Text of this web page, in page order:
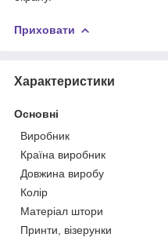
Приховати
Характеристики
Основні
Виробник
Країна виробник
Довжина виробу
Колір
Матеріал штори
Принти, візерунки